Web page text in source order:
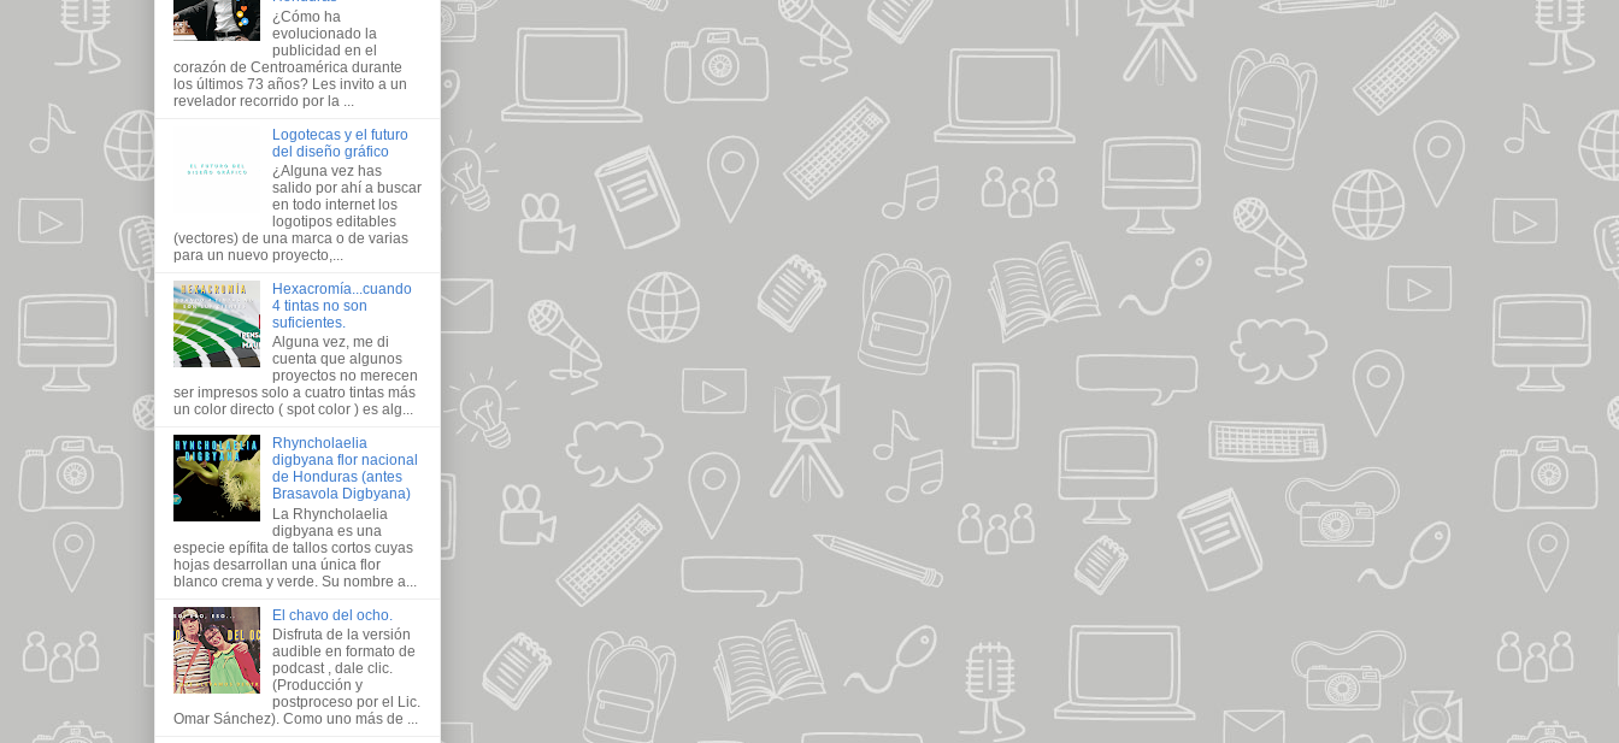
¿Cómo ha
evolucionado la
publicidad en el
corazón de Centroamérica durante
los últimos 73 años? Les invito a un
revelador recorrido por la ...
Logotecas y el futuro
del diseño gráfico
¿Alguna vez has
salido por ahí a buscar
en todo internet los
logotipos editables
(vectores) de una marca o de varias
para un nuevo proyecto,...
Hexacromía...cuando
4 tintas no son
suficientes.
Alguna vez, me di
cuenta que algunos
proyectos no merecen
ser impresos solo a cuatro tintas más
un color directo ( spot color ) es alg...
Rhyncholaelia
digbyana flor nacional
de Honduras (antes
Brasavola Digbyana)
La Rhyncholaelia
digbyana es una
especie epífita de tallos cortos cuyas
hojas desarrollan una única flor
blanco crema y verde. Su nombre a...
El chavo del ocho.
Disfruta de la versión
audible en formato de
podcast , dale clic.
(Producción y
postproceso por el Lic.
Omar Sánchez). Como uno más de ...